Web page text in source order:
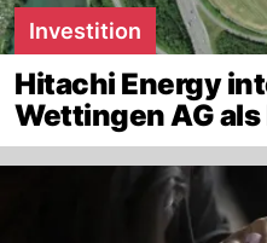
Investition
Hitachi Energy
Wettingen AG